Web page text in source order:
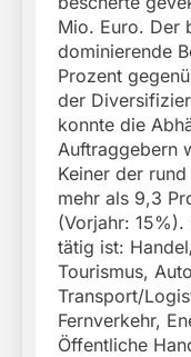
Mio. Euro. Der
dominierende
Prozent
der
konnte die
Auftraggebern
Keiner der
mehr als 9,3
(Vorjahr: 15%).
tätig ist:
Tourismus,
Transport/
Fernverkehr,
Öffentliche